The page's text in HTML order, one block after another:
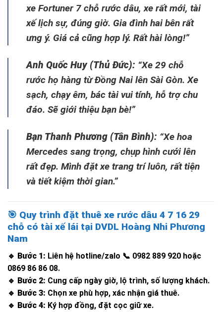
xe Fortuner 7 chỗ rước dâu, xe rất mới, tài
xế lịch sự, đúng giờ. Gia đình hai bên rất
ưng ý. Giá cả cũng hợp lý. Rất hài lòng!”
Anh Quốc Huy (Thủ Đức): “Xe 29 chỗ
rước họ hàng từ Đồng Nai lên Sài Gòn. Xe
sạch, chạy êm, bác tài vui tính, hỗ trợ chu
đáo. Sẽ giới thiệu bạn bè!”
Bạn Thanh Phương (Tân Bình): “Xe hoa
Mercedes sang trọng, chụp hình cưới lên
rất đẹp. Mình đặt xe trang trí luôn, rất tiện
và tiết kiệm thời gian.”
🎯 Quy trình đặt thuê xe rước dâu 4 7 16 29
chỗ có tài xế lái tại DVDL Hoàng Nhi Phương
Nam
🔹 Bước 1: Liên hệ hotline/zalo 📞 0982 889 920 hoặc
0869 86 86 08.
🔹 Bước 2: Cung cấp ngày giờ, lộ trình, số lượng khách.
🔹 Bước 3: Chọn xe phù hợp, xác nhận giá thuê.
🔹 Bước 4: Ký hợp đồng, đặt cọc giữ xe.